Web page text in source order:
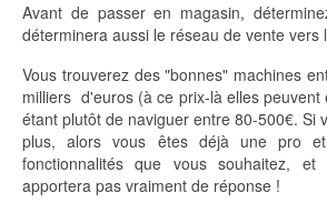
Avant de passer en magasin,
déterminera aussi le réseau de vente vers
Vous trouverez des "bonnes" machines
milliers d'euros (à ce prix-là elles
étant plutôt de naviguer entre 80-500€. Si
plus, alors vous êtes déjà une pro
fonctionnalités que vous souhaitez,
apportera pas vraiment de réponse !